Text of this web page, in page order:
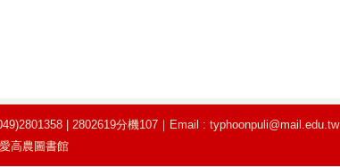
| 2802619分機107｜Email : typhoonpuli@mail.edu.tw
高農圖書館